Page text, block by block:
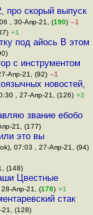
про скорый выпуск
, 30-Апр-21, (190) –1
+1
под айось В этом
с инструментом
Апр-21, (92) –1
новостей,
, 27-Апр-21, (126) +2
звание ебобо
21, (177)
это вы
07:03 , 27-Апр-21, (94)
(148)
Цвестные
Апр-21, (178) +1
стак
21, (128)